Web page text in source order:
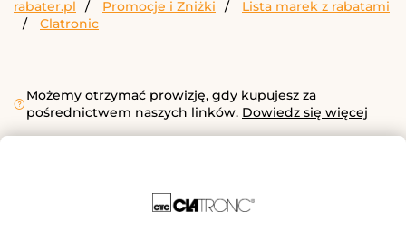
rabater.pl Promocje i Zniżki
Lista marek z rabatami
Clatronic
Możemy otrzymać prowizję, gdy kupujesz za
pośrednictwem naszych linków. Dowiedz się więcej